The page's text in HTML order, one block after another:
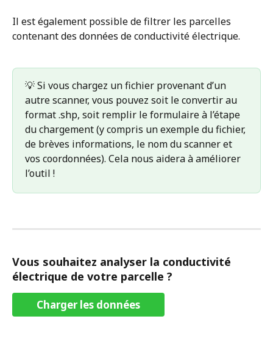
Il est également possible de filtrer les parcelles
contenant des données de conductivité électrique.
💡 Si vous chargez un fichier provenant d’un
autre scanner, vous pouvez soit le convertir au
format .shp, soit remplir le formulaire à l’étape
du chargement (y compris un exemple du fichier,
de brèves informations, le nom du scanner et
vos coordonnées). Cela nous aidera à améliorer
l’outil !
Vous souhaitez analyser la conductivité
électrique de votre parcelle ?
Charger les données